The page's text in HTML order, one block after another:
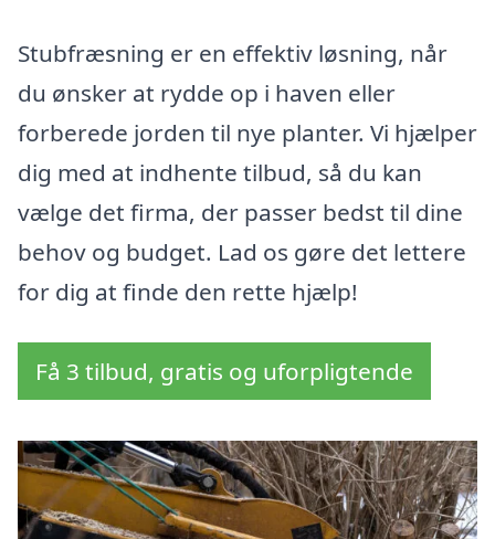
Stubfræsning er en effektiv løsning, når
du ønsker at rydde op i haven eller
forberede jorden til nye planter. Vi hjælper
dig med at indhente tilbud, så du kan
vælge det firma, der passer bedst til dine
behov og budget. Lad os gøre det lettere
for dig at finde den rette hjælp!
Få 3 tilbud, gratis og uforpligtende